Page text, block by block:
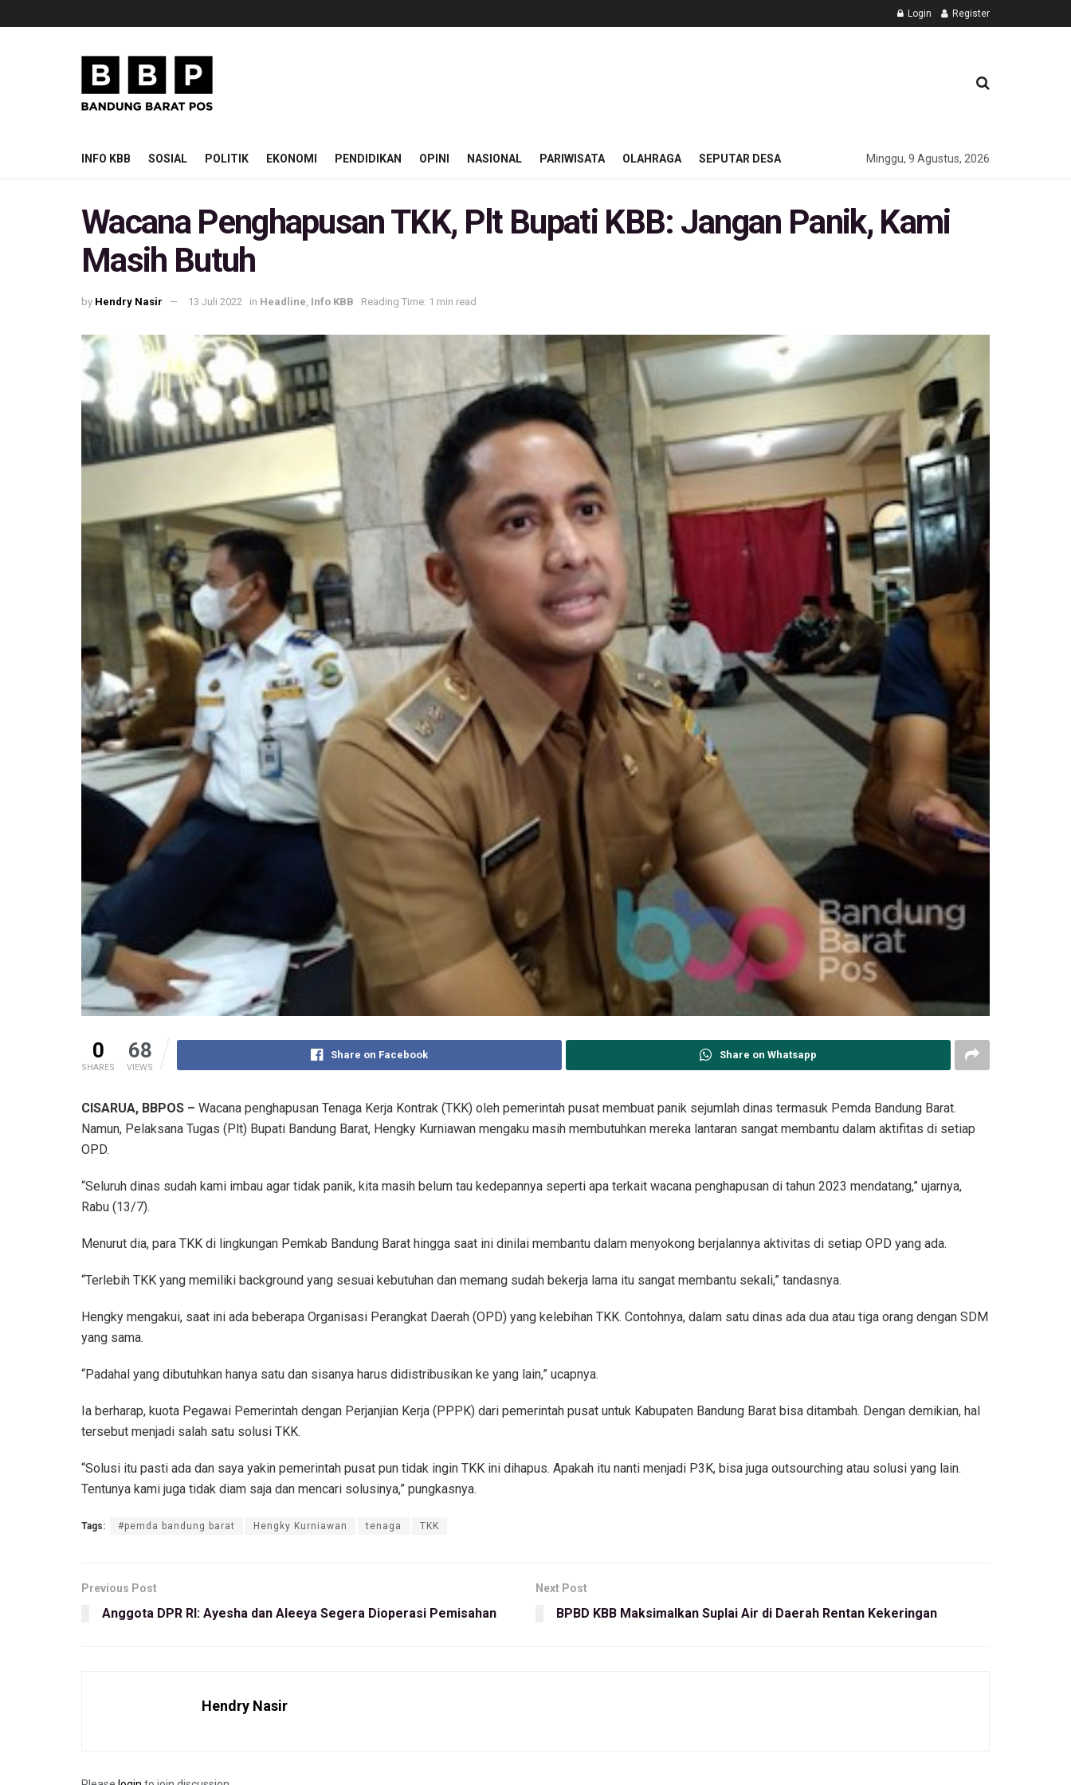
Login Register
INFO KBB SOSIAL POLITIK EKONOMI PENDIDIKAN OPINI NASIONAL PARIWISATA OLAHRAGA SEPUTAR DESA Minggu, 9 Agustus, 2026
Wacana Penghapusan TKK, Plt Bupati KBB: Jangan Panik, Kami
Masih Butuh
by Hendry Nasir 13 Juli 2022 in Headline Info KBB Reading Time: 1 min read
0
SHARES
68
VIEWS
Share on Facebook Share on Whatsapp
CISARUA, BBPOS – Wacana penghapusan Tenaga Kerja Kontrak (TKK) oleh pemerintah pusat membuat panik sejumlah dinas termasuk Pemda Bandung Barat.
Namun, Pelaksana Tugas (Plt) Bupati Bandung Barat, Hengky Kurniawan mengaku masih membutuhkan mereka lantaran sangat membantu dalam aktifitas di setiap
OPD.
“Seluruh dinas sudah kami imbau agar tidak panik, kita masih belum tau kedepannya seperti apa terkait wacana penghapusan di tahun 2023 mendatang,” ujarnya,
Rabu (13/7).
Menurut dia, para TKK di lingkungan Pemkab Bandung Barat hingga saat ini dinilai membantu dalam menyokong berjalannya aktivitas di setiap OPD yang ada.
“Terlebih TKK yang memiliki background yang sesuai kebutuhan dan memang sudah bekerja lama itu sangat membantu sekali,” tandasnya.
Hengky mengakui, saat ini ada beberapa Organisasi Perangkat Daerah (OPD) yang kelebihan TKK. Contohnya, dalam satu dinas ada dua atau tiga orang dengan SDM
yang sama.
“Padahal yang dibutuhkan hanya satu dan sisanya harus didistribusikan ke yang lain,” ucapnya.
Ia berharap, kuota Pegawai Pemerintah dengan Perjanjian Kerja (PPPK) dari pemerintah pusat untuk Kabupaten Bandung Barat bisa ditambah. Dengan demikian, hal
tersebut menjadi salah satu solusi TKK.
“Solusi itu pasti ada dan saya yakin pemerintah pusat pun tidak ingin TKK ini dihapus. Apakah itu nanti menjadi P3K, bisa juga outsourching atau solusi yang lain.
Tentunya kami juga tidak diam saja dan mencari solusinya,” pungkasnya.
Tags: #pemda bandung barat Hengky Kurniawan tenaga TKK
Previous Post
Anggota DPR RI: Ayesha dan Aleeya Segera Dioperasi Pemisahan
Next Post
BPBD KBB Maksimalkan Suplai Air di Daerah Rentan Kekeringan
Hendry Nasir